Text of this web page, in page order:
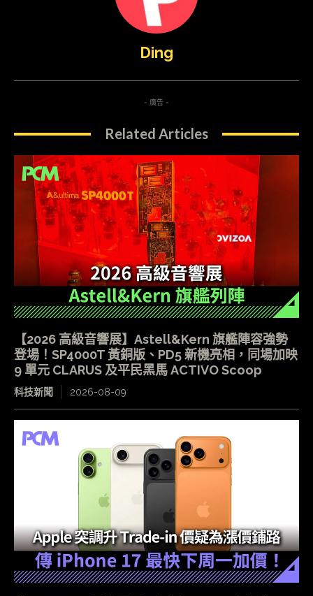
Ding
- 廣告 -
Related Articles
【2026 高級音響展】Astell&Kern 旗艦陣容強勢
登場！SP4000T 黃銅版、PD5 新機亮相，同場加映
9 單元 CLARUS 及平民黑馬 ACTIVO Scoop
科技新聞 2026-08-09